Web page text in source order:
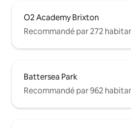
O2 Academy Brixton
Recommandé par 272
Battersea Park
Recommandé par 962